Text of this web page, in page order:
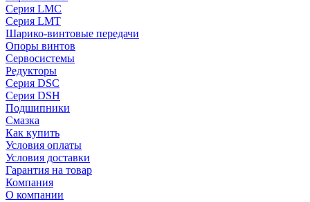
Серия LMC
Серия LMT
Шарико-винтовые передачи
Опоры винтов
Сервосистемы
Редукторы
Серия DSC
Серия DSH
Подшипники
Смазка
Как купить
Условия оплаты
Условия доставки
Гарантия на товар
Компания
О компании